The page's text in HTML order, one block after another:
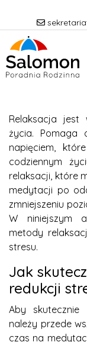
Relaksacja jest
życia. Pomaga
napięciem,
codziennym
relaksacji, które
medytacji po
zmniejszeniu
W niniejszym
metody
stresu.
Jak
redukcji
Aby skutecznie
należy przede
czas na